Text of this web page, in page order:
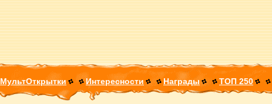
МультОткрытки Интересности Награды ТОП 250